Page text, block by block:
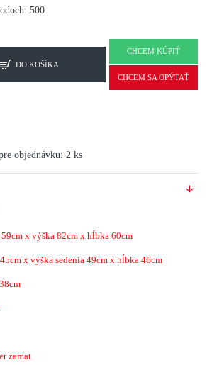
500
DO KOŠÍKA
CHCEM KÚPIŤ
CHCEM SA OPÝTAŤ
objednávku: 2 ks
x výška 82cm x hĺbka 60cm
x výška sedenia 49cm x hĺbka 46cm
zamat